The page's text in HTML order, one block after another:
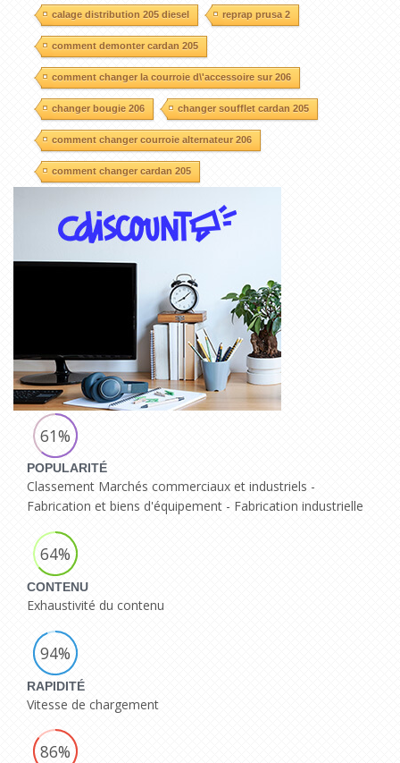
calage distribution 205 diesel reprap prusa 2
comment demonter cardan 205
comment changer la courroie d\'accessoire sur 206
changer bougie 206 changer soufflet cardan 205
comment changer courroie alternateur 206
comment changer cardan 205
61%
POPULARITÉ
Classement Marchés commerciaux et industriels -
Fabrication et biens d'équipement - Fabrication industrielle
64%
CONTENU
Exhaustivité du contenu
94%
RAPIDITÉ
Vitesse de chargement
86%